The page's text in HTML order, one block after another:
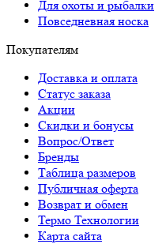
Для охоты и рыбалки
Повседневная носка
Покупателям
Доставка и оплата
Статус заказа
Акции
Скидки и бонусы
Вопрос/Ответ
Бренды
Таблица размеров
Публичная оферта
Возврат и обмен
Термо Технологии
Карта сайта